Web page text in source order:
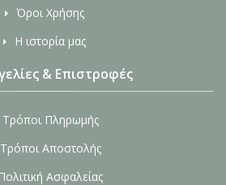
Όροι Χρήσης
Η ιστορία μας
& Επιστροφές
Τρόποι Πληρωμής
Τρόποι Αποστολής
Πολιτική Ασφαλείας